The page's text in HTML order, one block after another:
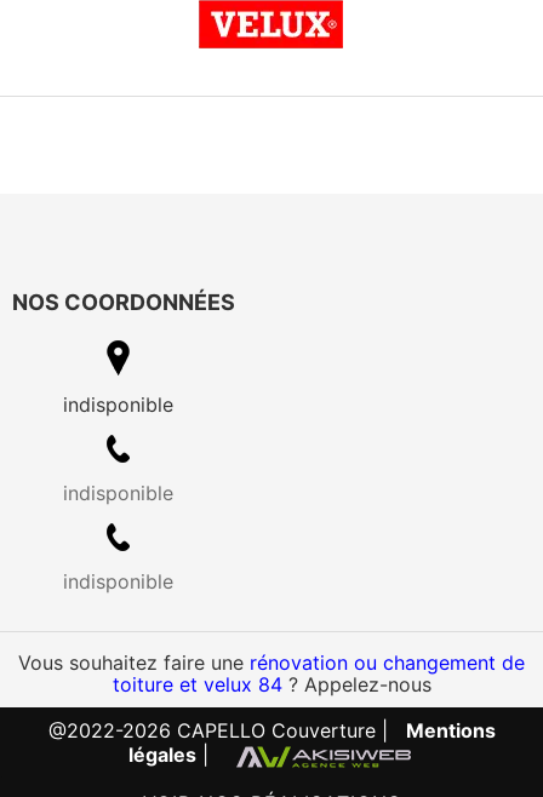
NOS COORDONNÉES
indisponible
indisponible
indisponible
Vous souhaitez faire une rénovation ou changement de
toiture et velux 84? Appelez-nous
@2022-2026 CAPELLO Couverture |
Mentions
légales